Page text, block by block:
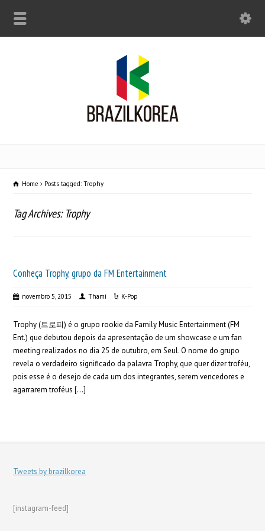
Home Posts tagged: Trophy
Tag Archives: Trophy
Conheça Trophy, grupo da FM Entertainment
novembro 5, 2015 Thami K-Pop
Trophy (트로피) é o grupo rookie da Family Music Entertainment (FM
Ent.) que debutou depois da apresentação de um showcase e um fan
meeting realizados no dia 25 de outubro, em Seul. O nome do grupo
revela o verdadeiro significado da palavra Trophy, que quer dizer troféu,
pois esse é o desejo de cada um dos integrantes, serem vencedores e
agarrarem troféus […]
Tweets by brazilkorea
[instagram-feed]